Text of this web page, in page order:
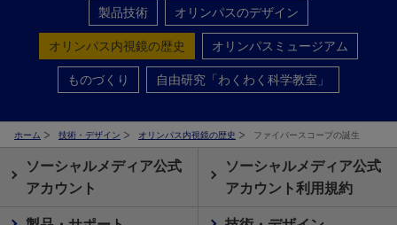
製品技術
オリンパスのデザイン
オリンパス内視鏡の歴史
オリンパスミュージアム
ものづくり
自由研究「わくわく科学教室」
ホーム 技術・デザイン オリンパス内視鏡の歴史 ファイバースコープの誕生
ソーシャルメディア公式
アカウント
ソーシャルメディア公式
アカウント利用規約